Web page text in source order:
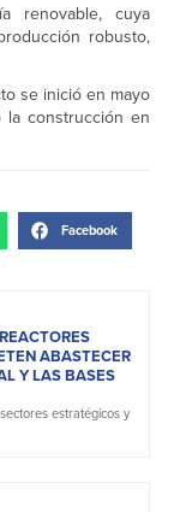
renovable, cuya
robusto,
se inició en mayo
construcción en
Facebook
ABASTECER
Y LAS BASES
estratégicos y